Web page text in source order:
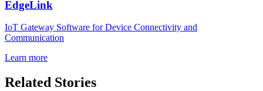
EdgeLink
IoT Gateway Software for Device Connectivity and
Communication
Learn more
Related Stories